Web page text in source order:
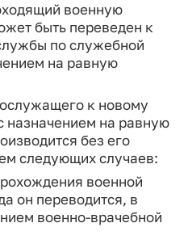
военную
быть переведен к
по служебной
на равную
к новому
назначением на равную
без его
следующих случаев:
военной
он переводится, в
военно-врачебной